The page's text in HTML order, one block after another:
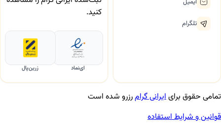
ایمیل
تلگرام
زرین‌پال
حقوق برای ایرانی گرامرزرو شده است
و شرایط استفاده